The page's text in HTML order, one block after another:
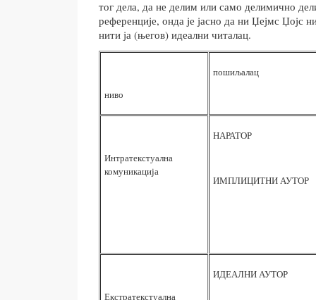
тог дела, да не делим или само делимично
референције, онда је јасно да ни Џејмс Џојс
нити ја (његов) идеални читалац.
ниво
пошиљалац
Интратекстуална
комуникација
НАРАТОР
ИМПЛИЦИТНИ АУТОР
Екстратекстуална
ИДЕАЛНИ АУТОР